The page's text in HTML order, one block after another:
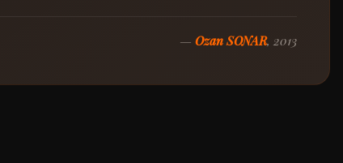
— Ozan SONAR, 2013